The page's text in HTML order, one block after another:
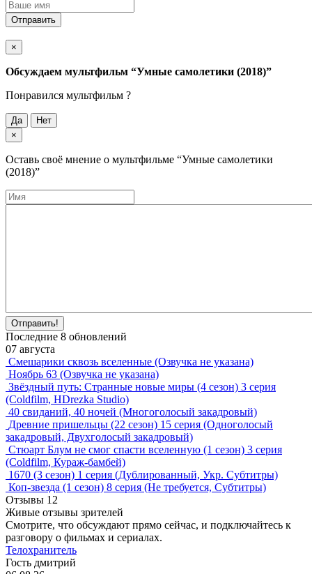
Отправить
×
Обсуждаем мультфильм “Умные самолетики (2018)”
Понравился мультфильм ?
Да
Нет
×
Оставь своё мнение о мультфильме “Умные самолетики
(2018)”
Отправить!
Последние 8 обновлений
07 августа
Смешарики сквозь вселенные (Озвучка не указана)
Ноябрь 63 (Озвучка не указана)
Звёздный путь: Странные новые миры (4 сезон) 3 серия
(Coldfilm, HDrezka Studio)
40 свиданий, 40 ночей (Многоголосый закадровый)
Древние пришельцы (22 сезон) 15 серия (Одноголосый
закадровый, Двухголосый закадровый)
Стюарт Блум не смог спасти вселенную (1 сезон) 3 серия
(Coldfilm, Кураж-бамбей)
1670 (3 сезон) 1 серия (Дублированный, Укр. Субтитры)
Коп-звезда (1 сезон) 8 серия (Не требуется, Субтитры)
Отзывы 12
Живые отзывы зрителей
Смотрите, что обсуждают прямо сейчас, и подключайтесь к
разговору о фильмах и сериалах.
Телохранитель
Гость дмитрий